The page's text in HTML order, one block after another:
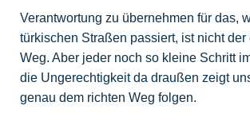
Verantwortung zu übernehmen für das,
türkischen Straßen passiert, ist nicht der
Weg. Aber jeder noch so kleine Schritt
die Ungerechtigkeit da draußen zeigt
genau dem richten Weg folgen.